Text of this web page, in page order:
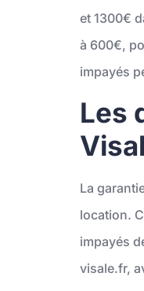
et 1300€
à 600€,
impayés
Les
La
location.
impayés
visale.fr,